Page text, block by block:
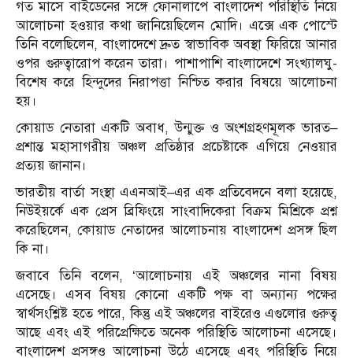
গত মাসে বাইডেনের সঙ্গে ফোনালাপে বাংলাদেশ পরিস্থিতি নিয়ে
আলোচনা হওয়ার কথা জানিয়েছিলেন মোদি। এক্সে এক পোস্টে
তিনি বলেছিলেন, বাংলাদেশে দ্রুত স্বাভাবিক অবস্থা ফিরিয়ে আনার
ওপর গুরুত্বারোপ করেন তারা। পাশাপাশি বাংলাদেশে সংখ্যালঘু-
বিশেষ করে হিন্দুদের নিরাপত্তা নিশ্চিত করার বিষয়ে আলোচনা
হয়।
কোয়াড নেতারা একটি অবাধ, উন্মুক্ত ও অংশগ্রহণমূলক ভারত–
প্রশান্ত মহাসাগরীয় অঞ্চল প্রতিষ্ঠার প্রচেষ্টাকে এগিয়ে নেওয়ার
প্রত্যয় জানান।
ভারতীয় বার্তা সংস্থা এএনআই–এর এক প্রতিবেদনে বলা হয়েছে,
নিউইয়র্কে এক প্রেস ব্রিফিংয়ে সাংবাদিকেরা বিক্রম মিশ্রিকে প্রশ্ন
করেছিলেন, কোয়াড নেতাদের আলোচনায় বাংলাদেশ প্রসঙ্গ ছিল
কি না।
জবাবে তিনি বলেন, ‘আলোচনায় এই অঞ্চলের নানা বিষয়
এসেছে। এসব বিষয় কোনো একটি পক্ষ বা অন্যান্য পক্ষের
স্বার্থসংশ্লিষ্ট হতে পারে, কিন্তু এই অঞ্চলের বাইরেও এগুলোর গুরুত্ব
আছে এবং এই পরিপ্রেক্ষিতে অনেক পরিস্থিতি আলোচনা এসেছে।
বাংলাদেশ প্রসঙ্গও আলোচনা উঠে এসেছে এবং পরিস্থিতি নিয়ে